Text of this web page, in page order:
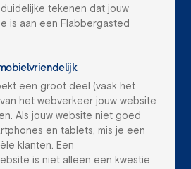
tekenen dat jouw
is aan een Flabbergasted
een groot deel (vaak het
het webverkeer jouw website
Als jouw website niet goed
en tablets, mis je een
klanten. Een
is niet alleen een kwestie